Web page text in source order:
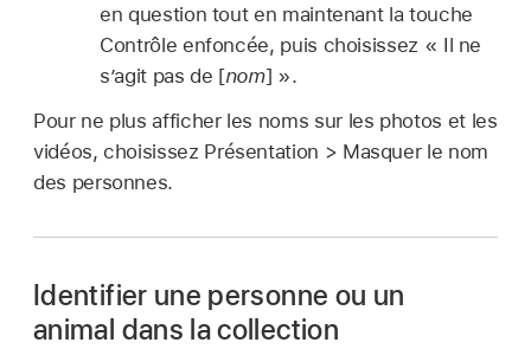
en question tout en maintenant la touche
Contrôle enfoncée, puis choisissez « Il ne
s’agit pas de [nom] ».
Pour ne plus afficher les noms sur les photos et les
vidéos, choisissez Présentation > Masquer le nom
des personnes.
Identifier une personne ou un
animal dans la collection